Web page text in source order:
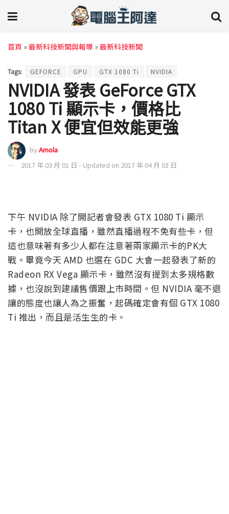
首頁 »最新科技新聞與報導 »最新科技新聞
Tags: GEFORCE GPU GTX 1080 Ti NVIDIA
NVIDIA 發表 GeForce GTX
1080 Ti 顯示卡，價格比
Titan X 便宜但效能更強
byAmola
2017 年 03 月 01 日 - Updated on 2017 年 04 月 03 日
下午 NVIDIA 除了開記者會發表 GTX 1080 Ti 顯示
卡，也開放全球直播，雖然直播過程不免有些卡，但
這也意味著有多少人都在注意著兩家顯示卡的PK大
戰。畢竟今天 AMD 也選在 GDC 大會一起發表了新的
Radeon RX Vega 顯示卡，雖然沒有提到太多規格數
據，也沒說到建議售價跟上市時間。但 NVIDIA 毫不退
讓的態度也讓人為之振奮，起碼確定會有個 GTX 1080
Ti 推出，而且是活生生的卡。